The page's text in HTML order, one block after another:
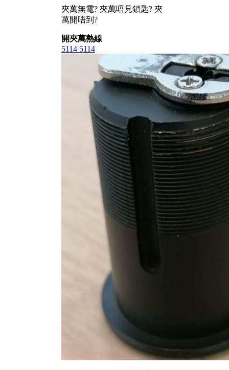
夾萬無電? 夾萬唔見鎖匙? 夾
萬開唔到?
開夾萬熱線
5114 5114